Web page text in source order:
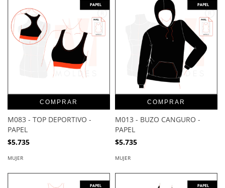
COMPRAR
M083 - TOP DEPORTIVO -
PAPEL
$5.735
MUJER
COMPRAR
M013 - BUZO CANGURO -
PAPEL
$5.735
MUJER